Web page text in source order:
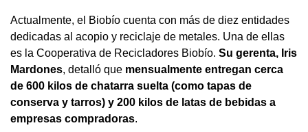
Actualmente, el Biobío cuenta con más de diez entidades
dedicadas al acopio y reciclaje de metales. Una de ellas
es la Cooperativa de Recicladores Biobío. Su gerenta, Iris
Mardones, detalló que mensualmente entregan cerca
de 600 kilos de chatarra suelta (como tapas de
conserva y tarros) y 200 kilos de latas de bebidas a
empresas compradoras.